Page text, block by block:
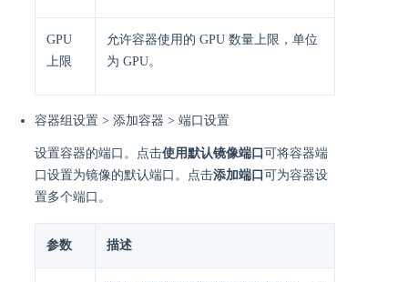
GPU
上限
允许容器使用的 GPU 数量上限，单位
为 GPU。
容器组设置 > 添加容器 > 端口设置
设置容器的端口。点击使用默认镜像端口 可将容器端
口设置为镜像的默认端口。点击添加端口 可为容器设
置多个端口。
参数 描述